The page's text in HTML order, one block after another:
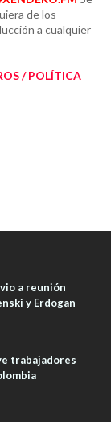
de los
a cualquier
/ POLÍTICA
a reunión
y Erdogan
trabajadores